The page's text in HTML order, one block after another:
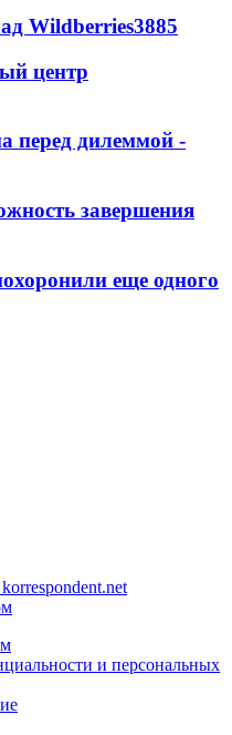
Wildberries3885
центр
перед дилеммой -
завершения
еще одного
и персональных